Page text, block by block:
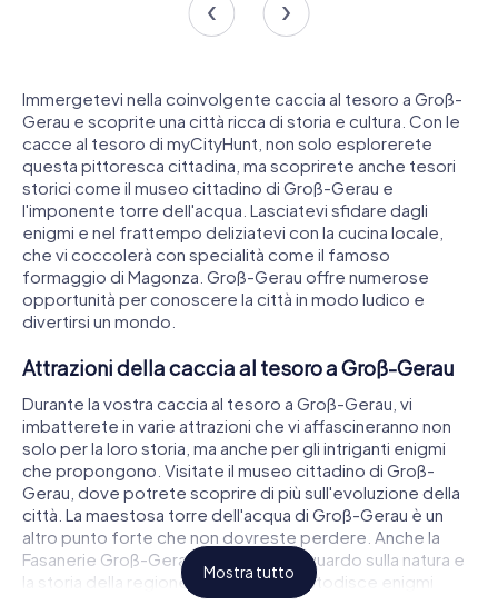
Immergetevi nella coinvolgente caccia al tesoro a Groß-
Gerau e scoprite una città ricca di storia e cultura. Con le
cacce al tesoro di myCityHunt, non solo esplorerete
questa pittoresca cittadina, ma scoprirete anche tesori
storici come il museo cittadino di Groß-Gerau e
l'imponente torre dell'acqua. Lasciatevi sfidare dagli
enigmi e nel frattempo deliziatevi con la cucina locale,
che vi coccolerà con specialità come il famoso
formaggio di Magonza. Groß-Gerau offre numerose
opportunità per conoscere la città in modo ludico e
divertirsi un mondo.
Attrazioni della caccia al tesoro a Groß-Gerau
Durante la vostra caccia al tesoro a Groß-Gerau, vi
imbatterete in varie attrazioni che vi affascineranno non
solo per la loro storia, ma anche per gli intriganti enigmi
che propongono. Visitate il museo cittadino di Groß-
Gerau, dove potrete scoprire di più sull'evoluzione della
città. La maestosa torre dell'acqua di Groß-Gerau è un
altro punto forte che non dovreste perdere. Anche la
Fasanerie Groß-Gerau vi offrirà uno sguardo sulla natura e
la storia della regione. Ogni tappa custodisce enigmi
Mostra tutto